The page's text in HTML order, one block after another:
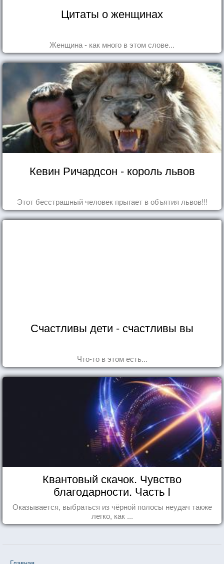
Цитаты о женщинах
Женщина - как много в этом слове...
Кевин Ричардсон - король львов
Этот бесстрашный человек прыгает в объятия львов!!!
Счастливы дети - счастливы вы
Что-то в этом есть...
Квантовый скачок. Чувство
благодарности. Часть I
Оказывается, выбраться из чёрной полосы неудач также
легко, как ...